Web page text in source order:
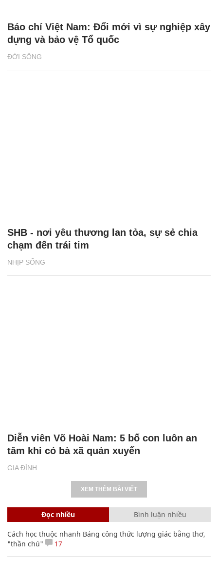
ĐỜI SỐNG
Báo chí Việt Nam: Đổi mới vì sự nghiệp xây
dựng và bảo vệ Tổ quốc
NHỊP SỐNG
SHB - nơi yêu thương lan tỏa, sự sẻ chia
chạm đến trái tim
GIA ĐÌNH
Diễn viên Võ Hoài Nam: 5 bố con luôn an
tâm khi có bà xã quán xuyến
XEM THÊM BÀI VIẾT
Đọc nhiều Bình luận nhiều
Cách học thuộc nhanh Bảng công thức lượng giác bằng thơ,
"thần chú"
17